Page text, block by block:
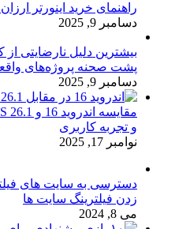
راهنمای خرید اینورتر
دسامبر 9, 2025
بیشترین دلیل نارضایتی
پشت صحنه پروژه‌های
دسامبر 9, 2025
و تجربه کاربری
نوامبر 17, 2025
دسترسی به سایت های
زدن فیلترینگ سایت ها
می 8, 2024